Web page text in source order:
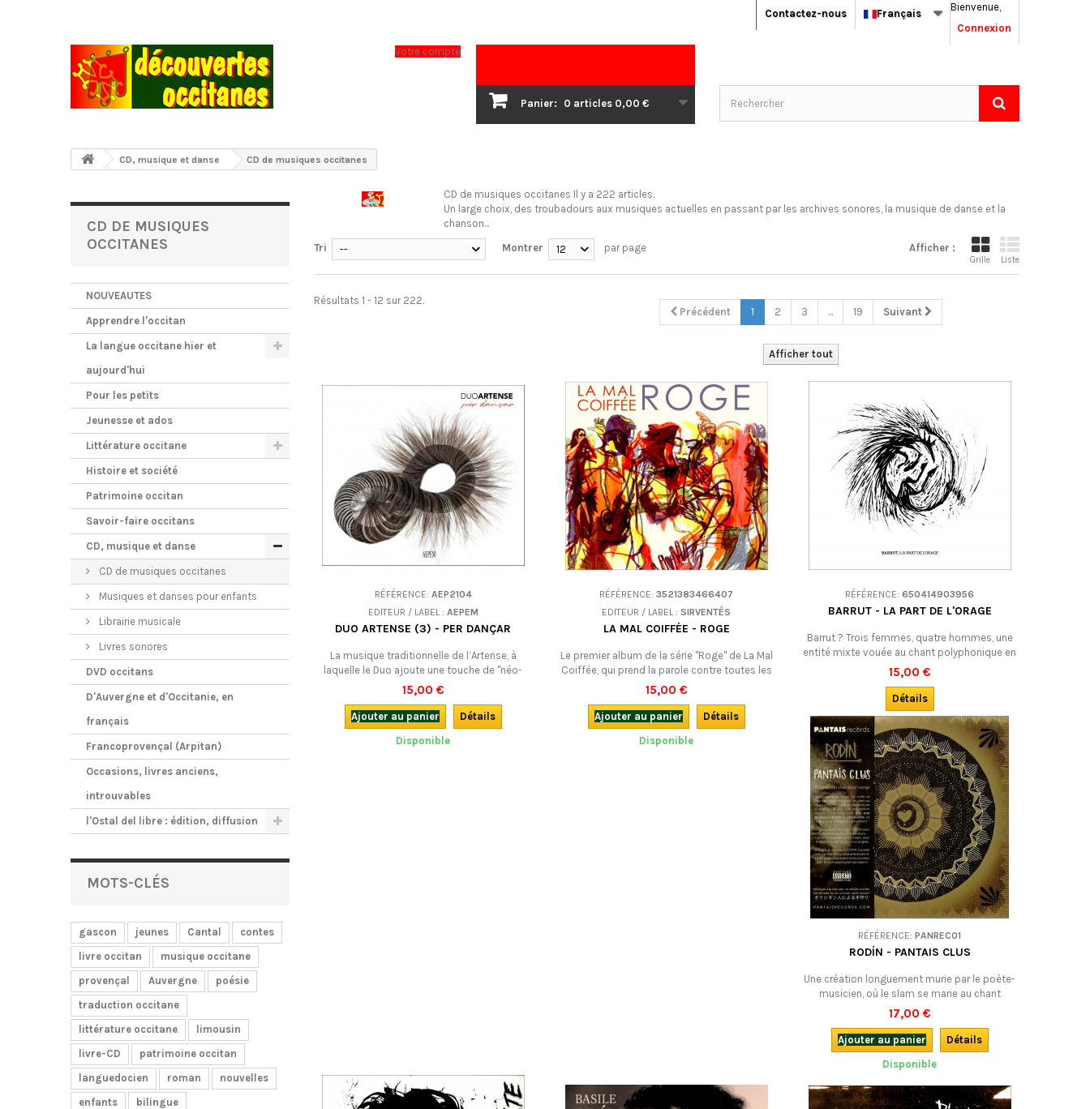
Bienvenue,
Connexion
Français
Contactez-nous
Panier: 0 articles 0,00 €
Votre compte
CD, musique et danse CD de musiques occitanes
CD DE MUSIQUES
OCCITANES
NOUVEAUTES
Apprendre l'occitan
La langue occitane hier et
aujourd'hui
Pour les petits
Jeunesse et ados
Littérature occitane
Histoire et société
Patrimoine occitan
Savoir-faire occitans
CD, musique et danse
CD de musiques occitanes
Musiques et danses pour enfants
Librairie musicale
Livres sonores
DVD occitans
D'Auvergne et d'Occitanie, en
français
Francoprovençal (Arpitan)
Occasions, livres anciens,
introuvables
l'Ostal del libre : édition, diffusion
MOTS-CLÉS
gascon jeunes Cantal
contes
livre occitan
musique occitane
provençal
Auvergne
poésie
traduction occitane
littérature occitane
limousin
livre-CD
patrimoine occitan
languedocien
roman
nouvelles
enfants
bilingue
CD de musiques occitanes Il y a 222 articles.
Un large choix, des troubadours aux musiques actuelles en passant par les archives sonores, la musique de danse et la
chanson...
Afficher :
Grille Liste
Tri -- Montrer 12 par page
Précédent 1 2 3 ... 19 Suivant
Afficher tout
Résultats 1 - 12 sur 222.
RÉFÉRENCE: AEP2104
EDITEUR / LABEL : AEPEM
DUO ARTENSE (3) - PER DANÇAR
La musique traditionnelle de l’Artense, à
laquelle le Duo ajoute une touche de "néo-
folklore" auvergnat des années 1950 ainsi que,
et c’est nouveau, quelques compositions de
leur cru. De la musique traditionnelle vivante,
et bien vivante. Régalez-vous... et dansez !
15,00 €
Ajouter au panier
Détails
Disponible
RÉFÉRENCE:3521383466407
EDITEUR / LABEL :SIRVENTÉS
LA MAL COIFFÉE - ROGE
Le premier album de la série "Roge" de La Mal
Coiffée, qui prend la parole contre toutes les
dominations : les coloniales, les nationales,
les économiques, les médiatiques…
15,00 €
Ajouter au panier
Détails
Disponible
RÉFÉRENCE:650414903956
BARRUT - LA PART DE L'ORAGE
Barrut ? Trois femmes, quatre hommes, une
entité mixte vouée au chant polyphonique en
occitan, version amplifiée et moderne.
Ensemble, ils font résonner leurs chroniques
poétiques du monde d’aujourd’hui. Une
polyphonie unique, à la fois actuelle et hors du
temps, envoûtante.Nouvelle édition de mars
2023, augmentée de deux titres.
15,00 €
Détails
RÉFÉRENCE:PANREC01
RODÍN - PANTAIS CLUS
Une création longuement murie par le poète-
musicien, où le slam se marie au chant
polyphonique en passant par la trap ou la pop
folk alternative, dans la recherche d’un
équilibre idéal. Onirique et envoûtant.
17,00 €
Ajouter au panier
Détails
Disponible